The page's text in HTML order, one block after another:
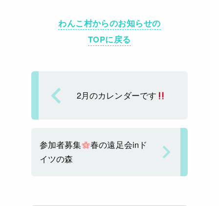
e e
a
d
c
e
b
k
ai
l
わんこ村からのお知らせの
TOPに戻る
2月のカレンダーです
参加者募集
春の遠足会inド
イツの森